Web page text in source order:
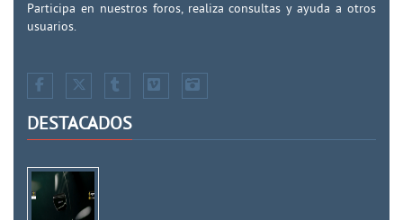
Participa en nuestros foros, realiza consultas y ayuda a otros
usuarios.
DESTACADOS